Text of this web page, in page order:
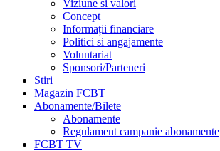
Viziune si valori
Concept
Informații financiare
Politici si angajamente
Voluntariat
Sponsori/Parteneri
Stiri
Magazin FCBT
Abonamente/Bilete
Abonamente
Regulament campanie abonamente
FCBT TV